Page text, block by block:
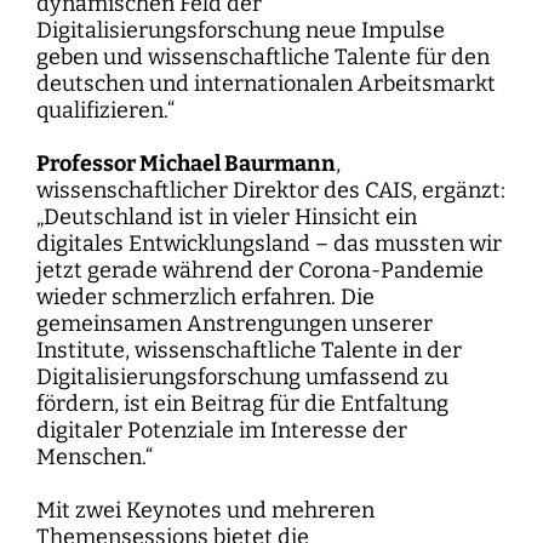
Digitalisierungsforschung neue Impulse
geben und wissenschaftliche Talente für den
deutschen und internationalen Arbeitsmarkt
qualifizieren.“
Professor Michael Baurmann,
wissenschaftlicher Direktor des CAIS, ergänzt:
„Deutschland ist in vieler Hinsicht ein
digitales Entwicklungsland – das mussten wir
jetzt gerade während der Corona-Pandemie
wieder schmerzlich erfahren. Die
gemeinsamen Anstrengungen unserer
Institute, wissenschaftliche Talente in der
Digitalisierungsforschung umfassend zu
fördern, ist ein Beitrag für die Entfaltung
digitaler Potenziale im Interesse der
Menschen.“
Mit zwei Keynotes und mehreren
Themensessions bietet die